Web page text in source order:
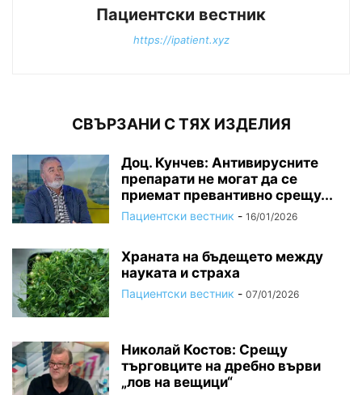
Пациентски вестник
https://ipatient.xyz
СВЪРЗАНИ С ТЯХ ИЗДЕЛИЯ
Доц. Кунчев: Антивирусните
препарати не могат да се
приемат превантивно срещу...
Пациентски вестник - 16/01/2026
Храната на бъдещето между
науката и страха
Пациентски вестник - 07/01/2026
Николай Костов: Срещу
търговците на дребно върви
„лов на вещици“